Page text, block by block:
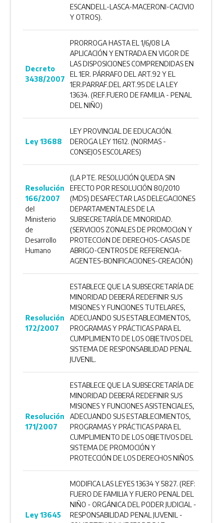
ESCANDELL-LASCA-MACERONI-CACIVIO
Y OTROS).
Decreto
3438/2007
PRORROGA HASTA EL 1/6/08 LA
APLICACIÓN Y ENTRADA EN VIGOR DE
LAS DISPOSICIONES COMPRENDIDAS EN
EL 1ER. PÁRRAFO DEL ART.92 Y EL
1ER.PARRAF.DEL ART.95 DE LA LEY
13634. (REF.FUERO DE FAMILIA - PENAL
DEL NIÑO)
Ley 13688
LEY PROVINCIAL DE EDUCACIÓN.
DEROGA LEY 11612. (NORMAS -
CONSEJOS ESCOLARES)
Resolución
166/2007
del
Ministerio
de
Desarrollo
Humano
(LA PTE. RESOLUCIÓN QUEDA SIN
EFECTO POR RESOLUCIÓN 80/2010
(MDS) DESAFECTAR LAS DELEGACIONES
DEPARTAMENTALES DE LA
SUBSECRETARÍA DE MINORIDAD.
(SERVICIOS ZONALES DE PROMOCIóN Y
PROTECCIóN DE DERECHOS-CASAS DE
ABRIGO-CENTROS DE REFERENCIA-
AGENTES-BONIFICACIONES-CREACIÓN)
Resolución
172/2007
ESTABLECE QUE LA SUBSECRETARÍA DE
MINORIDAD DEBERÁ REDEFINIR SUS
MISIONES Y FUNCIONES TUTELARES,
ADECUANDO SUS ESTABLECIMIENTOS,
PROGRAMAS Y PRÁCTICAS PARA EL
CUMPLIMIENTO DE LOS OBJETIVOS DEL
SISTEMA DE RESPONSABILIDAD PENAL
JUVENIL.
Resolución
171/2007
ESTABLECE QUE LA SUBSECRETARÍA DE
MINORIDAD DEBERÁ REDEFINIR SUS
MISIONES Y FUNCIONES ASISTENCIALES,
ADECUANDO SUS ESTABLECIMIENTOS,
PROGRAMAS Y PRÁCTICAS PARA EL
CUMPLIMIENTO DE LOS OBJETIVOS DEL
SISTEMA DE PROMOCIÓN Y
PROTECCIÓN DE LOS DERECHOS NIÑOS.
Ley 13645
MODIFICA LAS LEYES 13634 Y 5827. (REF:
FUERO DE FAMILIA Y FUERO PENAL DEL
NIÑO - ORGÁNICA DEL PODER JUDICIAL -
RESPONSABILIDAD PENAL JUVENIL -